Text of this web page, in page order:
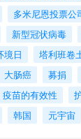
多米尼恩投票公
新型冠状病毒
境日 塔利班卷
大肠癌 募捐
疫苗的有效性
韩国 元宇宙